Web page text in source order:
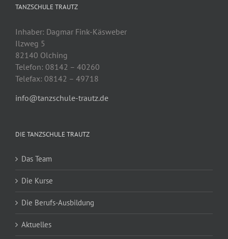
TANZSCHULE TRAUTZ
Inhaber: Dagmar Fink-Käsweber
Ilzweg 5
82140 Olching
Telefon: 08142 – 40260
Telefax: 08142 – 49718
info@tanzschule-trautz.de
DIE TANZSCHULE TRAUTZ
Das Team
Die Kurse
Die Berufs-Ausbildung
Aktuelles